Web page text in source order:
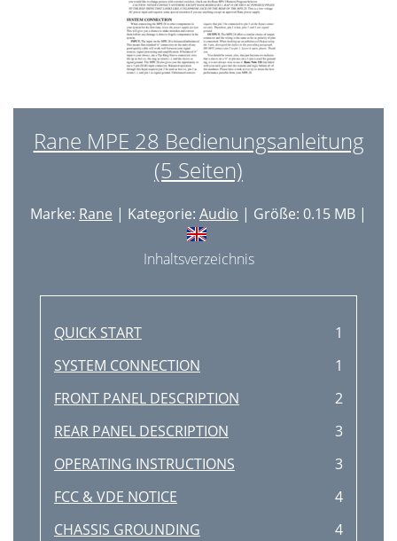
Rane MPE 28 Bedienungsanleitung
(5 Seiten)
Marke: Rane | Kategorie: Audio | Größe: 0.15 MB |
Inhaltsverzeichnis
QUICK START
1
SYSTEM CONNECTION
1
FRONT PANEL DESCRIPTION
2
REAR PANEL DESCRIPTION
3
OPERATING INSTRUCTIONS
3
FCC & VDE NOTICE
4
CHASSIS GROUNDING
4